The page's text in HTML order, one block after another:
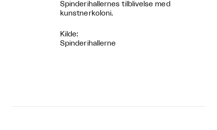
Spinderihallernes tilblivelse med
kunstnerkoloni.
Kilde:
Spinderihallerne